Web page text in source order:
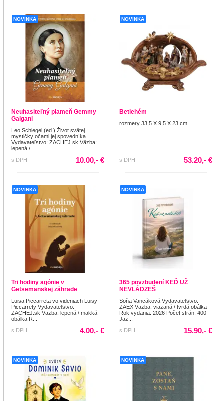
NOVINKA
Neuhasiteľný plameň Gemmy
Galgani
Leo Schlegel (ed.) Život svätej
mystičky očami jej spovedníka
Vydavateľstvo: ZACHEJ.sk Väzba:
lepená / ...
s DPH
10.00,- €
NOVINKA
Betlehém
rozmery 33,5 X 9,5 X 23 cm
s DPH 53.20,- €
NOVINKA
Tri hodiny agónie v
Getsemanskej záhrade
Luisa Piccarreta vo videniach Luisy
Piccarrety Vydavateľstvo:
ZACHEJ.sk Väzba: lepená / mäkká
obálka R...
s DPH
4.00,- €
NOVINKA
365 povzbudení KEĎ UŽ
NEVLÁDZEŠ
Soňa Vancáková Vydavateľstvo:
ZAEX Väzba: viazaná / tvrdá obálka
Rok vydania: 2026 Počet strán: 400
Jaz...
s DPH
15.90,- €
NOVINKA NOVINKA